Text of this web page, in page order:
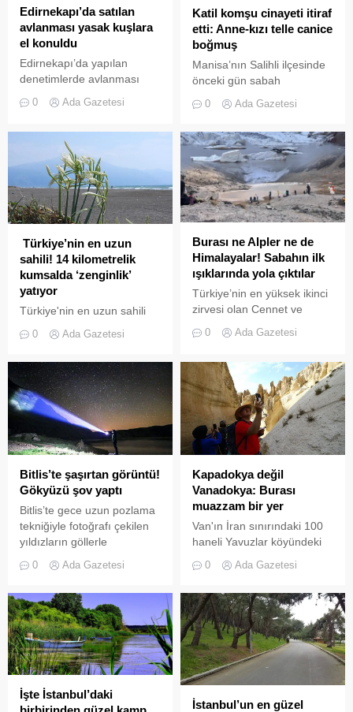
Büyükada’daki Cavcav
Kafe’de bir araya gelen
“Adalı Dostları” ve çok
anısına tohum dağıtımı
gerçekleştirdi. Etkinlik,
Hakan Tosun’un fotoğrafının
Edirnekapı’da satılan
avlanması yasak kuşlara
el konuldu
Edirnekapı’da yapılan
denetimlerde avlanması
bıldırcın ve beç tavuğu gibi
satışlarını yapan 24 kişiye
yaklaşık 2 milyon lira ceza
verildi. El konulan 633 saka,
224 iskete, 24 florya, 19
bıldırcın ve 2 beç tavuğu ise
doğaya bırakıldı.
0 Ada Gazetesi
Katil komşu cinayeti itiraf
etti: Anne-kızı telle canice
boğmuş
Manisa’nın Salihli ilçesinde
önceki gün sabah
saatlerinde kan donduran
bir olay yaşandı.
Sokak’taki apartmanın
sakinleri, 4. katta bulunan
asansörü çağırmak için
düğmeye bastı.
0 Ada Gazetesi
Türkiye’nin en uzun
sahili! 14 kilometrelik
kumsalda ‘zenginlik’
yatıyor
Türkiye'nin en uzun sahili
olan Hatay'ın Samandağ
ilçesinde 14 kilometrelik
yetişiyor.
0 Ada Gazetesi
Burası ne Alpler ne de
Himalayalar! Sabahın ilk
ışıklarında yola çıktılar
Türkiye’nin en yüksek ikinci
zirvesi olan Cennet ve
yabancı turistlerin uğrak
ediyor.
0 Ada Gazetesi
Bitlis’te şaşırtan görüntü!
Gökyüzü şov yaptı
Bitlis’te gece uzun pozlama
tekniğiyle fotoğrafı çekilen
yıldızların göllerle
görüntüler oluşturuyor.
0 Ada Gazetesi
Kapadokya değil
Vanadokya: Burası
muazzam bir yer
Van'ın İran sınırındaki 100
haneli Yavuzlar köyündeki
Ürgüp ilçesindeki turizm
aratmıyor. Vanadokya'ya
gelen bir grup doğasever,
peri bacalarını gezip, bol bol
fotoğraf çekti.
0 Ada Gazetesi
İşte İstanbul’daki
İstanbul’un en güzel